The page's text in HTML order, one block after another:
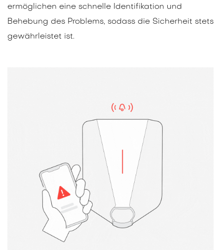
ermöglichen eine schnelle Identifikation und
Behebung des Problems, sodass die Sicherheit stets
gewährleistet ist.